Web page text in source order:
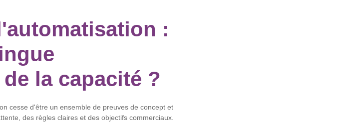
:
la capacité ?
cesse d'être un ensemble de preuves de concept et
des règles claires et des objectifs commerciaux.